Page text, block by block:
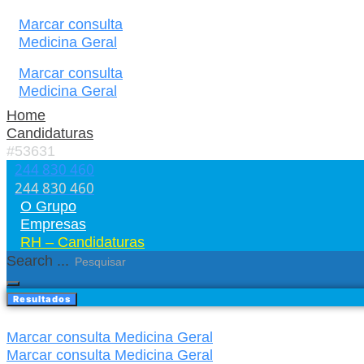
Marcar consulta
Medicina Geral
Marcar consulta
Medicina Geral
Home
Candidaturas
#53631
244 830 460​
244 830 460​
O Grupo
Empresas
RH – Candidaturas
Search ...
Resultados
Marcar consulta Medicina Geral
Marcar consulta Medicina Geral